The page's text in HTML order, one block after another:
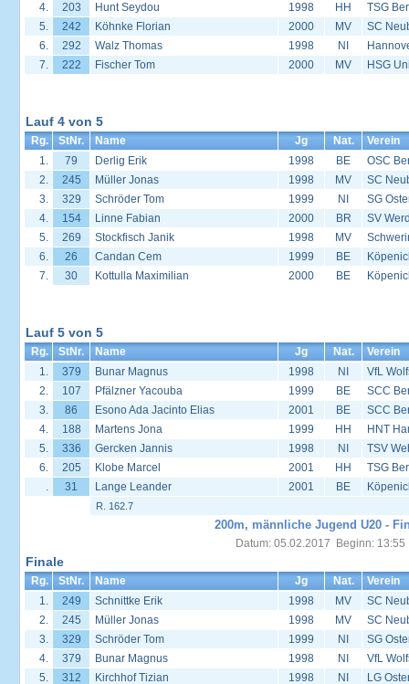
4.
203 Hunt Seydou 1998 HH
TSG
5.
242 Köhnke Florian 2000 MV
SC
6.
292 Walz Thomas 1998 NI
7.
222 Fischer Tom 2000 MV HSG
Lauf 4 von 5
Rg. StNr. Name Jg Nat.
Verein
1.
79 Derlig Erik 1998 BE
OSC
2.
245 Müller Jonas 1998 MV
SC
3.
329 Schröder Tom 1999 NI
SG
4.
154 Linne Fabian 2000 BR
SV
5.
269 Stockfisch Janik 1998 MV
6.
26 Candan Cem 1999 BE
7.
30 Kottulla Maximilian 2000 BE
Lauf 5 von 5
Rg. StNr. Name Jg Nat.
Verein
1.
379 Bunar Magnus 1998 NI
VfL
2.
107 Pfälzner Yacouba 1999 BE
SCC
3.
86 Esono Ada Jacinto Elias 2001 BE
SCC
4.
188 Martens Jona 1999 HH
HNT
5.
336 Gercken Jannis 1998 NI
TSV
6.
205 Klobe Marcel 2001 HH
TSG
.
31 Lange Leander 2001 BE
R. 162.7
200m, männliche Jugend U20 -
Datum: 05.02.2017 Beginn: 13:55
Finale
Rg. StNr. Name Jg Nat.
Verein
1.
249 Schnittke Erik 1998 MV
SC
2.
245 Müller Jonas 1998 MV
SC
3.
329 Schröder Tom 1999 NI
SG
4.
379 Bunar Magnus 1998 NI
VfL
5.
312 Kirchhof Tizian 1998 NI
LG